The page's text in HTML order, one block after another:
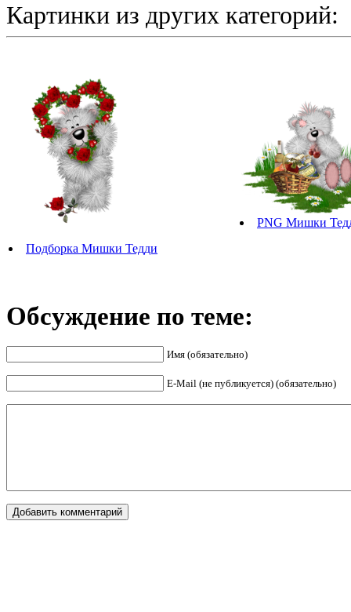
Картинки из других категорий:
Подборка Мишки Тедди
PNG Мишки
Обсуждение по теме:
Имя (обязательно)
E-Mail (не публикуется) (обязательно)